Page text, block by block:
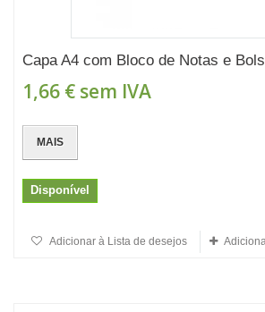
Capa A4 com Bloco de Notas e
1,66 € sem IVA
MAIS
Disponível
Adicionar à Lista de desejos